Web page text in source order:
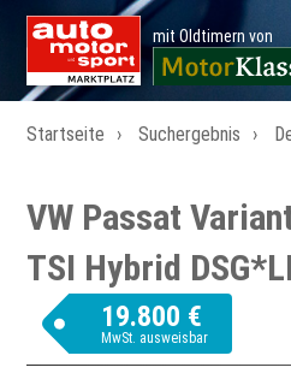
mit Oldtimern von
Startseite Suchergebnis
VW Passat
TSI Hybrid
19.800 €
MwSt. ausweisbar